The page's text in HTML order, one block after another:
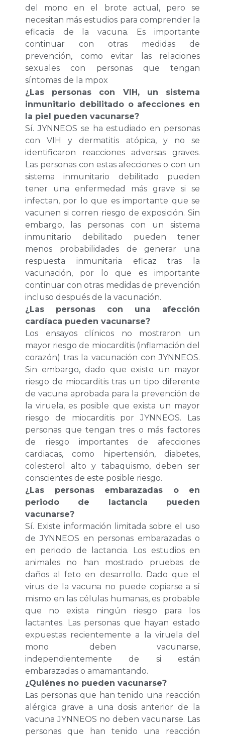
del mono en el brote actual, pero se
necesitan más estudios para comprender la
eficacia de la vacuna. Es importante
continuar con otras medidas de
prevención, como evitar las relaciones
sexuales con personas que tengan
síntomas de la mpox
¿Las personas con VIH, un sistema
inmunitario debilitado o afecciones en
la piel pueden vacunarse?
Sí. JYNNEOS se ha estudiado en personas
con VIH y dermatitis atópica, y no se
identificaron reacciones adversas graves.
Las personas con estas afecciones o con un
sistema inmunitario debilitado pueden
tener una enfermedad más grave si se
infectan, por lo que es importante que se
vacunen si corren riesgo de exposición. Sin
embargo, las personas con un sistema
inmunitario debilitado pueden tener
menos probabilidades de generar una
respuesta inmunitaria eficaz tras la
vacunación, por lo que es importante
continuar con otras medidas de prevención
incluso después de la vacunación.
¿Las personas con una afección
cardíaca pueden vacunarse?
Los ensayos clínicos no mostraron un
mayor riesgo de miocarditis (inflamación del
corazón) tras la vacunación con JYNNEOS.
Sin embargo, dado que existe un mayor
riesgo de miocarditis tras un tipo diferente
de vacuna aprobada para la prevención de
la viruela, es posible que exista un mayor
riesgo de miocarditis por JYNNEOS. Las
personas que tengan tres o más factores
de riesgo importantes de afecciones
cardiacas, como hipertensión, diabetes,
colesterol alto y tabaquismo, deben ser
conscientes de este posible riesgo.
¿Las personas embarazadas o en
periodo de lactancia pueden
vacunarse?
Sí. Existe información limitada sobre el uso
de JYNNEOS en personas embarazadas o
en periodo de lactancia. Los estudios en
animales no han mostrado pruebas de
daños al feto en desarrollo. Dado que el
virus de la vacuna no puede copiarse a sí
mismo en las células humanas, es probable
que no exista ningún riesgo para los
lactantes. Las personas que hayan estado
expuestas recientemente a la viruela del
mono deben vacunarse,
independientemente de si están
embarazadas o amamantando.
¿Quiénes no pueden vacunarse?
Las personas que han tenido una reacción
alérgica grave a una dosis anterior de la
vacuna JYNNEOS no deben vacunarse. Las
personas que han tenido una reacción